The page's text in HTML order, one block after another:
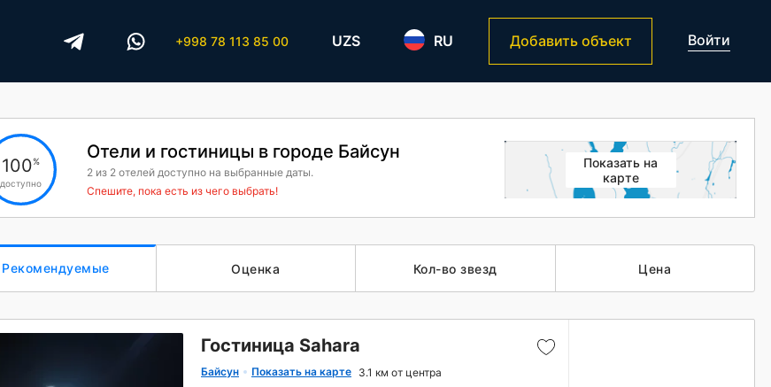
+998 78 113 85 00 UZS RU Добавить объект Войти
100%
доступно
Отели и гостиницы в городе Байсун
2 из 2 отелей доступно на выбранные даты.
Спешите, пока есть из чего выбрать!
Показать на
карте
Рекомендуемые Оценка Кол-во звезд Цена
Гостиница Sahara
Байсун Показать на карте 3.1 км от центра